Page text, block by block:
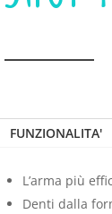
FUNZIONALITA'
L’arma più
Denti dalla